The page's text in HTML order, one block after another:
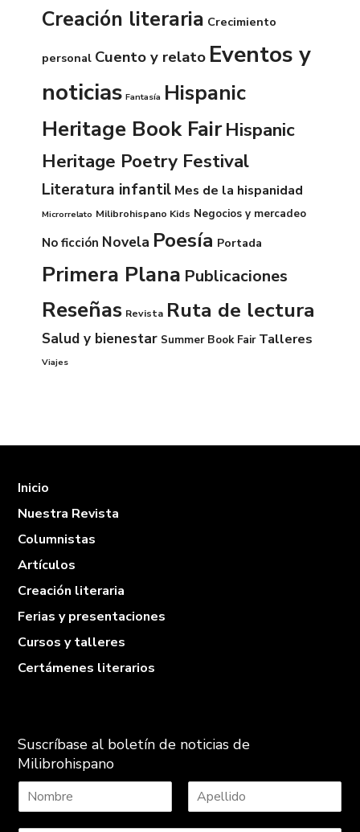
Creación literaria Crecimiento
personal Cuento y relato Eventos y
noticias Fantasía Hispanic
Heritage Book FairHispanic
Heritage Poetry Festival
Literatura infantil Mes de la hispanidad
Microrrelato Milibrohispano Kids Negocios y mercadeo
No ficción Novela Poesía Portada
Primera Plana Publicaciones
Reseñas Revista Ruta de lectura
Salud y bienestar Summer Book Fair Talleres
Viajes
Inicio
Nuestra Revista
Columnistas
Artículos
Creación literaria
Ferias y presentaciones
Cursos y talleres
Certámenes literarios
Suscríbase al boletín de noticias de
Milibrohispano